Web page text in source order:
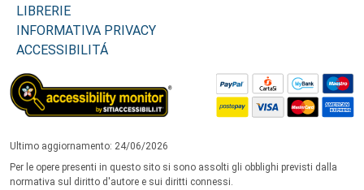
LIBRERIE
INFORMATIVA PRIVACY
ACCESSIBILITÁ
Ultimo aggiornamento: 24/06/2026
Per le opere presenti in questo sito si sono assolti gli obblighi previsti dalla
normativa sul diritto d'autore e sui diritti connessi.